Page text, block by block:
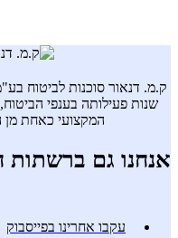
שנות פעילותה בענפי
המקצועי כאחת מן
אנחנו גם ברשתות
עקבו אחרינו בפייסבוק